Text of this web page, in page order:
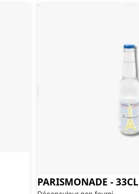
PARISMONADE - 33CL